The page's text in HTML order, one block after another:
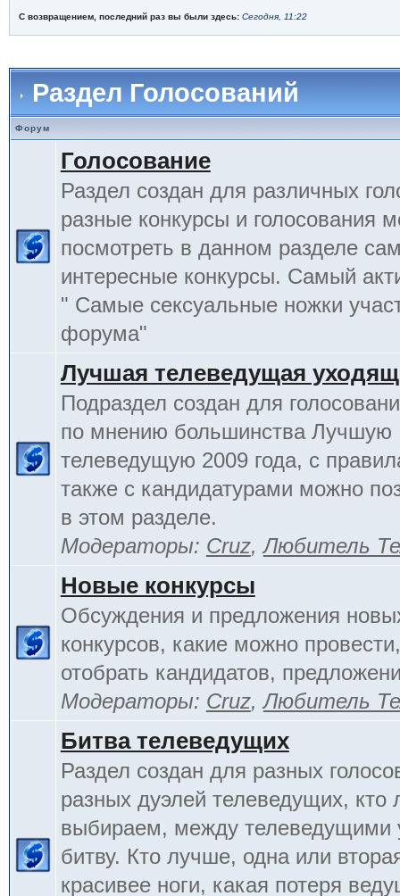
С возвращением, последний раз вы были здесь: Сегодня, 11:22
Раздел Голосований
Форум
Голосование
Раздел создан для различных
разные конкурсы и голосования
посмотреть в данном разделе
интересные конкурсы. Самый
" Самые сексуальные ножки
форума"
Лучшая телеведущая
Подраздел создан для
по мнению большинства Лучшую
телеведущую 2009 года, с
также с кандидатурами можно
в этом разделе.
Модераторы: Cruz,Любитель
Новые конкурсы
Обсуждения и предложения
конкурсов, какие можно
отобрать кандидатов,
Модераторы: Cruz,Любитель
Битва телеведущих
Раздел создан для разных
разных дуэлей телеведущих, кто
выбираем, между телеведущими
битву. Кто лучше, одна или
красивее ноги, какая потеря